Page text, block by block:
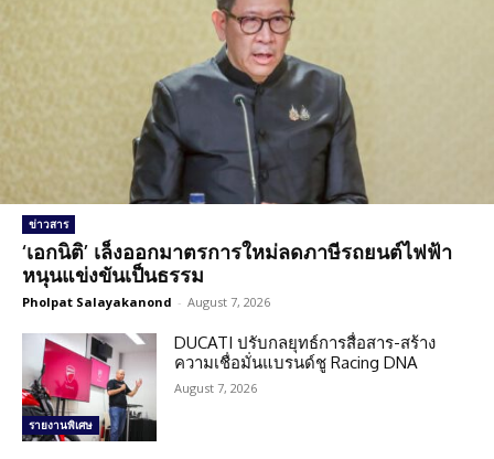
ข่าวสาร
‘เอกนิติ’ เล็งออกมาตรการใหม่ลดภาษีรถยนต์ไฟฟ้า
หนุนแข่งขันเป็นธรรม
Pholpat Salayakanond - August 7, 2026
รายงานพิเศษ
DUCATI ปรับกลยุทธ์การสื่อสาร-สร้าง
ความเชื่อมั่นแบรนด์ชู Racing DNA
August 7, 2026